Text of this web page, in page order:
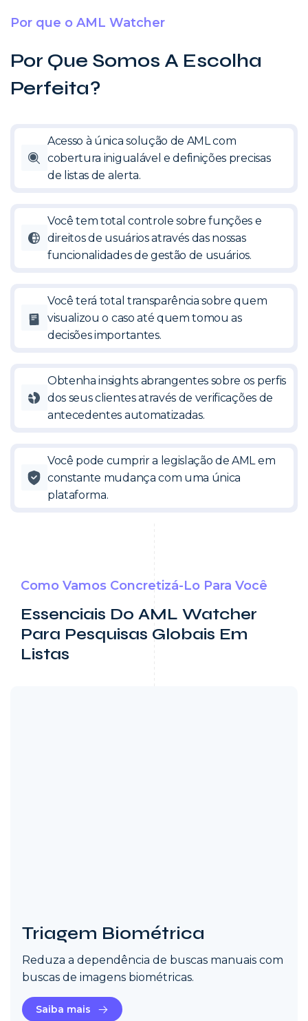
Por que o AML Watcher
Por Que Somos A Escolha
Perfeita?
Acesso à única solução de AML com
cobertura inigualável e definições precisas
de listas de alerta.
Você tem total controle sobre funções e
direitos de usuários através das nossas
funcionalidades de gestão de usuários.
Você terá total transparência sobre quem
visualizou o caso até quem tomou as
decisões importantes.
Obtenha insights abrangentes sobre os perfis
dos seus clientes através de verificações de
antecedentes automatizadas.
Você pode cumprir a legislação de AML em
constante mudança com uma única
plataforma.
Como Vamos Concretizá-Lo Para Você
Essenciais Do AML Watcher
Para Pesquisas Globais Em
Listas
Triagem Biométrica
Reduza a dependência de buscas manuais com
buscas de imagens biométricas.
Saiba mais